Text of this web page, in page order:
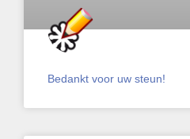
Bedankt voor uw steun!